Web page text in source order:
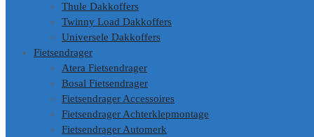
Thule Dakkoffers
Twinny Load Dakkoffers
Universele Dakkoffers
Fietsendrager
Atera Fietsendrager
Bosal Fietsendrager
Fietsendrager Accessoires
Fietsendrager Achterklepmontage
Fietsendrager Automerk